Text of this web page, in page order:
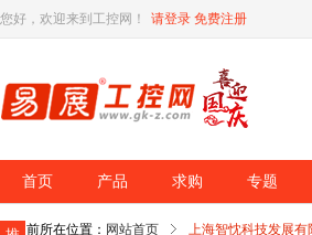
您好，欢迎来到工控网！ 请登录 免费注册
首页 产品 求购 专题
你当前所在位置： 网站首页 上海智忱科技发展有